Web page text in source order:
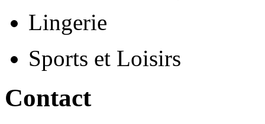
Lingerie
Sports et Loisirs
Contact